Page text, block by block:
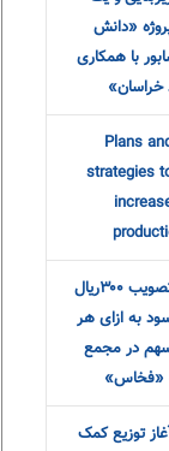
«دانش
با همکاری
خراسان»
Plans
strategies
تصویب ۳۰۰ریال
به ازای هر
در مجمع
«فخاس»
توزیع کمک